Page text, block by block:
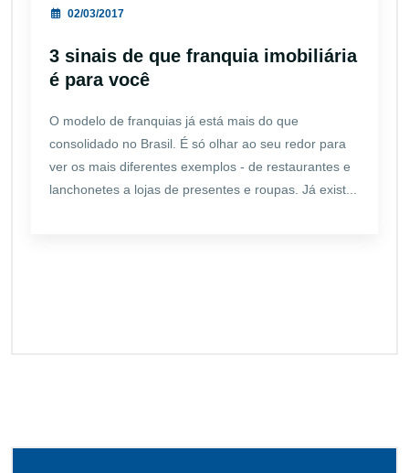
02/03/2017
3 sinais de que franquia imobiliária
é para você
O modelo de franquias já está mais do que
consolidado no Brasil. É só olhar ao seu redor para
ver os mais diferentes exemplos - de restaurantes e
lanchonetes a lojas de presentes e roupas. Já exist...